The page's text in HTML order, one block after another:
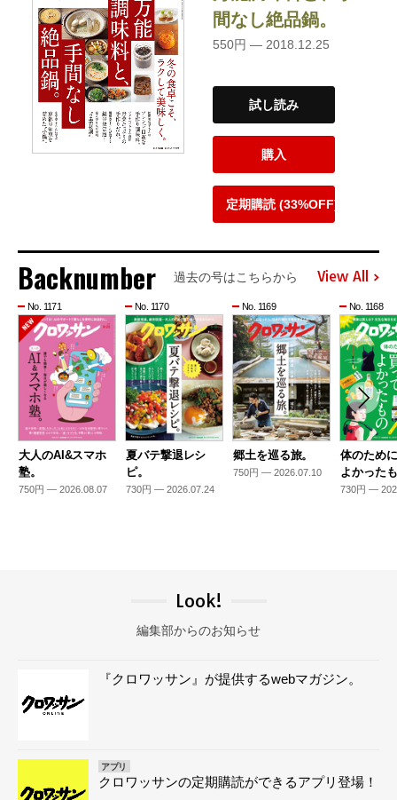
間なし絶品鍋。
550円 — 2018.12.25
試し読み
購入
定期購読 (33%OFF)
Backnumber 過去の号はこちらから View All
No. 1171
大人のAI&スマホ
塾。
750円 — 2026.08.07
No. 1170
夏バテ撃退レシ
ピ。
730円 — 2026.07.24
No. 1169
郷土を巡る旅。
750円 — 2026.07.10
No. 1168
体のため
よかった
730円 —
Look!
編集部からのお知らせ
『クロワッサン』が提供するwebマガジン。
アプリ
クロワッサンの定期購読ができるアプリ登場！